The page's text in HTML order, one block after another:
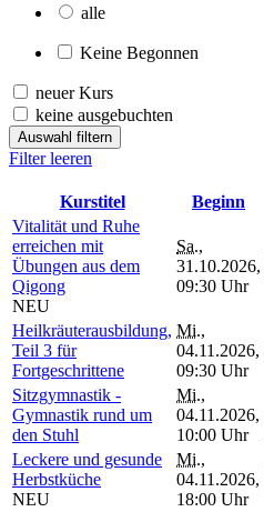
alle
Keine Begonnen
neuer Kurs
keine ausgebuchten
Auswahl filtern
Filter leeren
Kurstitel Beginn
Vitalität und Ruhe
erreichen mit
Übungen aus dem
Qigong
NEU
Sa.,
31.10.2026,
09:30 Uhr
Heilkräuterausbildung,
Teil 3 für
Fortgeschrittene
Mi.,
04.11.2026,
09:30 Uhr
Sitzgymnastik -
Gymnastik rund um
den Stuhl
Mi.,
04.11.2026,
10:00 Uhr
Leckere und gesunde
Herbstküche
NEU
Mi.,
04.11.2026,
18:00 Uhr